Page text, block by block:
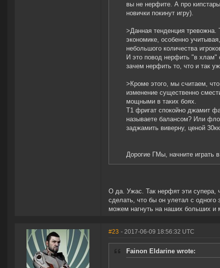
вы не нерфите. А про
новички покинут игру).
>Данная тенденция тревожна.
экономике, особенно
небольшого количества
И это повод нерфить "в хлам"
зачем нерфить то, что и так
>Кроме этого, мы считаем,
изменение существенно
мощными в таких боях.
Т1 фригат спокойно джамит
называете балансом? Или
заджамить виверну, ценой
Дорогие ГМы, начните играть
О да. Ужас. Так нерфят эти супера,
сделать, что бы он улетал с одного
можем нагнуть на наших больших и
#23 - 2017-06-09 18:56:32 UTC
Fainon Eldarine wrote: